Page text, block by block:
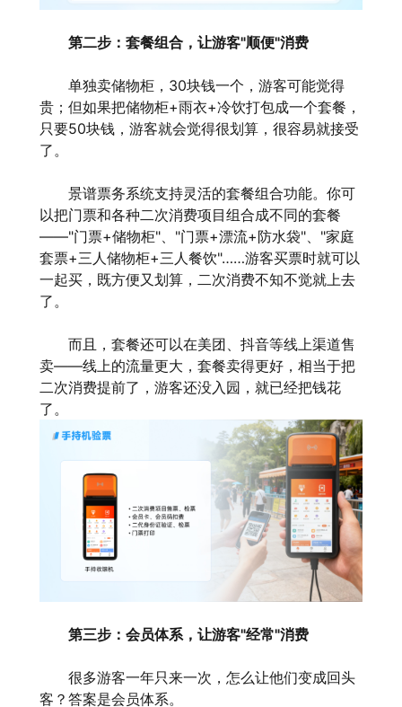
第二步：套餐组合，让游客"顺便"消费
单独卖储物柜，30块钱一个，游客可能觉得
贵；但如果把储物柜+雨衣+冷饮打包成一个套餐，
只要50块钱，游客就会觉得很划算，很容易就接受
了。
景谱票务系统支持灵活的套餐组合功能。你可
以把门票和各种二次消费项目组合成不同的套餐
——"门票+储物柜"、"门票+漂流+防水袋"、"家庭
套票+三人储物柜+三人餐饮"……游客买票时就可以
一起买，既方便又划算，二次消费不知不觉就上去
了。
而且，套餐还可以在美团、抖音等线上渠道售
卖——线上的流量更大，套餐卖得更好，相当于把
二次消费提前了，游客还没入园，就已经把钱花
了。
第三步：会员体系，让游客"经常"消费
很多游客一年只来一次，怎么让他们变成回头
客？答案是会员体系。